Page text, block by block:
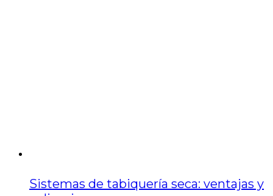
Sistemas de tabiquería seca: ventajas y